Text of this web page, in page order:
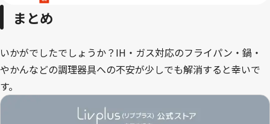
まとめ
いかがでしたでしょうか？IH・ガス対応のフライパン・鍋・
やかんなどの調理器具への不安が少しでも解消すると幸いで
す。